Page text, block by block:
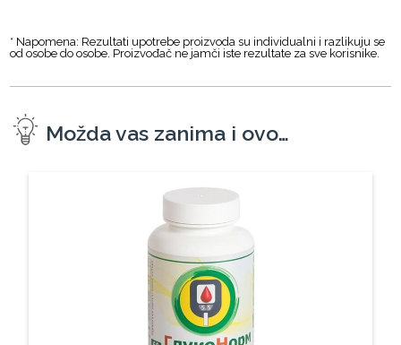
* Napomena: Rezultati upotrebe proizvoda su individualni i razlikuju se
od osobe do osobe. Proizvođač ne jamči iste rezultate za sve korisnike.
Možda vas zanima i ovo…